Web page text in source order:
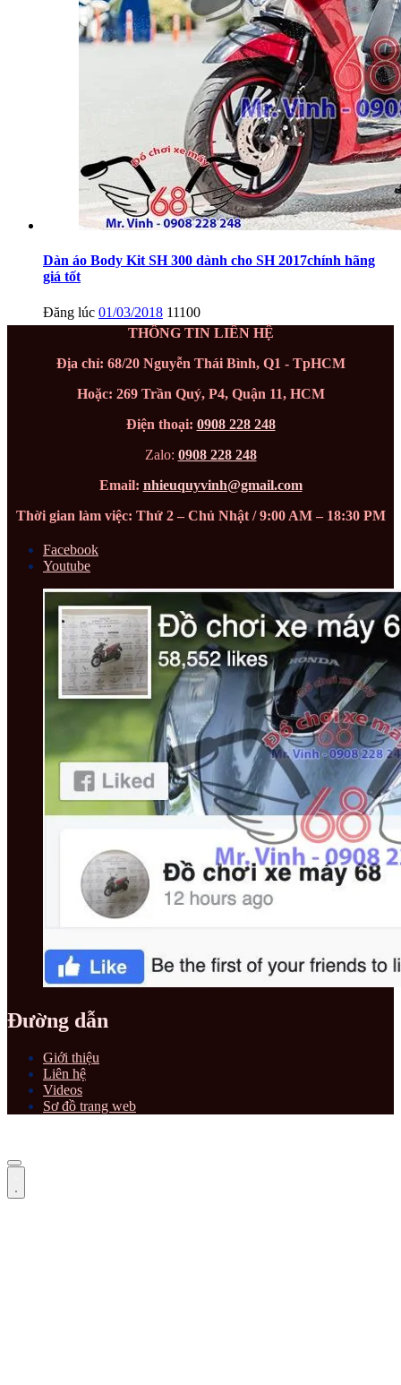
Dàn áo Body Kit SH 300 dành cho SH 2017chính hãng
giá tốt
Đăng lúc 01/03/2018 11100
THÔNG TIN LIÊN HỆ
Địa chỉ: 68/20 Nguyễn Thái Bình, Q1 - TpHCM
Hoặc: 269 Trần Quý, P4, Quận 11, HCM
Điện thoại: 0908 228 248
Zalo: 0908 228 248
Email: nhieuquyvinh@gmail.com
Thời gian làm việc: Thứ 2 – Chủ Nhật / 9:00 AM – 18:30 PM
Facebook
Youtube
Đường dẫn
Giới thiệu
Liên hệ
Videos
Sơ đồ trang web